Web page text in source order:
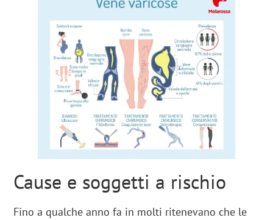
Cause e soggetti a rischio
Fino a qualche anno fa in molti ritenevano che le